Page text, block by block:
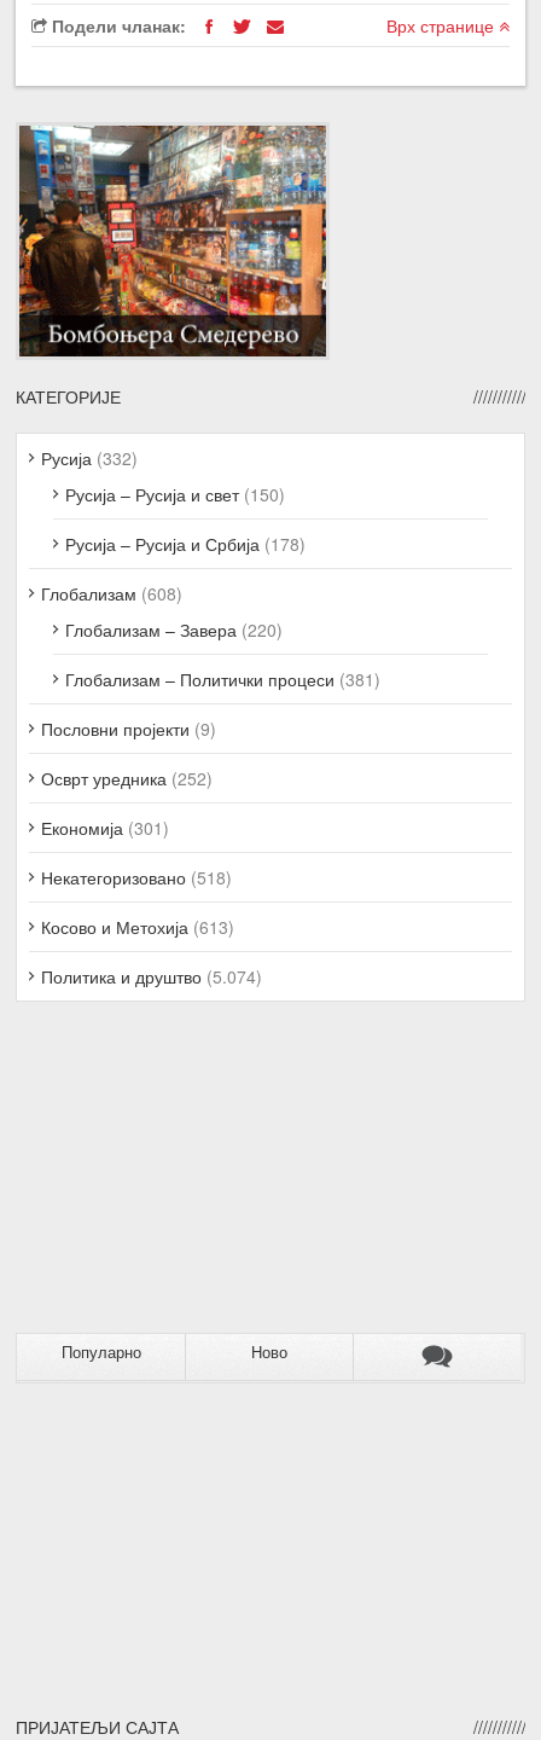
Подели чланак: Врх странице
КАТЕГОРИЈЕ
Русија (332)
Русија – Русија и свет(150)
Русија – Русија и Србија (178)
Глобализам (608)
Глобализам – Завера (220)
Глобализам – Политички процеси (381)
Пословни пројекти (9)
Осврт уредника (252)
Економија (301)
Некатегоризовано (518)
Косово и Метохија (613)
Политика и друштво (5.074)
Популарно Ново
ПРИЈАТЕЉИ САЈТА